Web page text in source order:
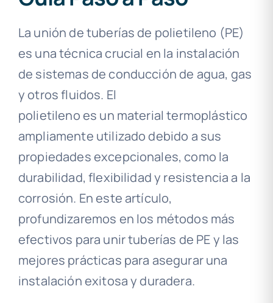
La unión de tuberías de polietileno (PE)
es una técnica crucial en la instalación
de sistemas de conducción de agua, gas
y otros fluidos. El
polietileno es un material termoplástico
ampliamente utilizado debido a sus
propiedades excepcionales, como la
durabilidad, flexibilidad y resistencia a la
corrosión. En este artículo,
profundizaremos en los métodos más
efectivos para unir tuberías de PE y las
mejores prácticas para asegurar una
instalación exitosa y duradera.